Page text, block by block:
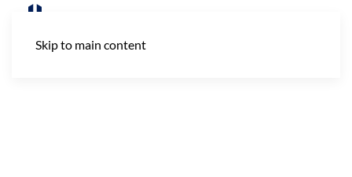
Skip to main content